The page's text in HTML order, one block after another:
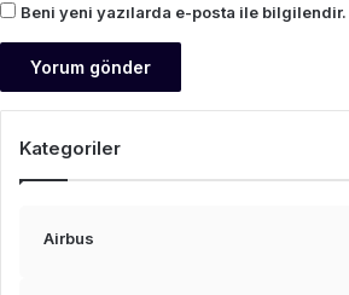
Beni yeni yazılarda e-posta ile bilgilendir.
Kategoriler
Airbus